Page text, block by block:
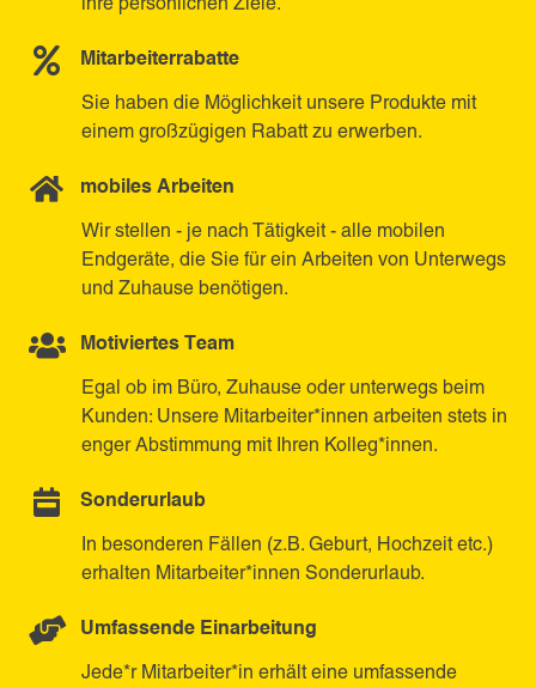
Mitarbeiterrabatte
Sie haben die Möglichkeit unsere Produkte mit
einem großzügigen Rabatt zu erwerben.
mobiles Arbeiten
Wir stellen - je nach Tätigkeit - alle mobilen
Endgeräte, die Sie für ein Arbeiten von Unterwegs
und Zuhause benötigen.
Motiviertes Team
Egal ob im Büro, Zuhause oder unterwegs beim
Kunden: Unsere Mitarbeiter*innen arbeiten stets in
enger Abstimmung mit Ihren Kolleg*innen.
Sonderurlaub
In besonderen Fällen (z.B. Geburt, Hochzeit etc.)
erhalten Mitarbeiter*innen Sonderurlaub.
Umfassende Einarbeitung
Jede*r Mitarbeiter*in erhält eine umfassende